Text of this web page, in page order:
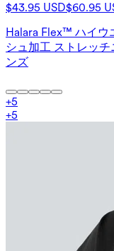
$43.95 USD$60.95
Halara Flex™ ハイウ
シュ加工 ストレッ
ンズ
+5
+5